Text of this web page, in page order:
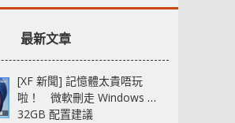
最新文章
[XF 新聞] 記憶體太貴唔玩
啦！ 微軟刪走 Windows 11
32GB 配置建議